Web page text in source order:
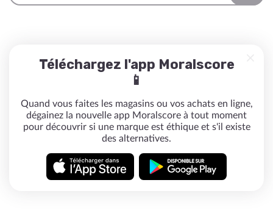
Téléchargez l'app Moralscore
📱
Quand vous faites les magasins ou vos achats en ligne,
dégainez la nouvelle app Moralscore à tout moment
pour découvrir si une marque est éthique et s'il existe
des alternatives.